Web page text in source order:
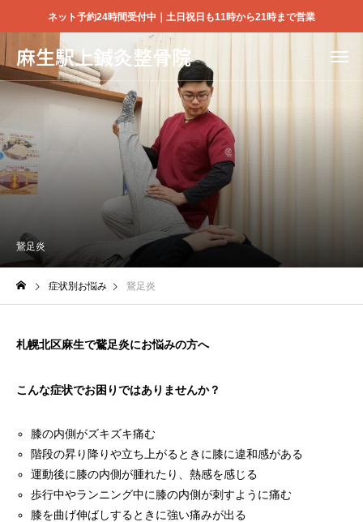
ネット予約24時間受付中｜土日祝日も11時から21時まで営業
麻生駅上鍼灸整骨院
鵞足炎
症状別お悩み 鵞足炎
札幌北区麻生で鵞足炎にお悩みの方へ
こんな症状でお困りではありませんか？
膝の内側がズキズキ痛む
階段の昇り降りや立ち上がるときに膝に違和感がある
運動後に膝の内側が腫れたり、熱感を感じる
歩行中やランニング中に膝の内側が刺すように痛む
膝を曲げ伸ばしするときに強い痛みが出る